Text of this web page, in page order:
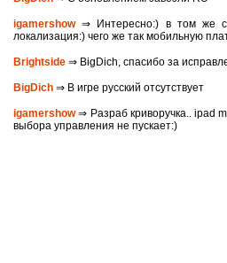
igamershow⇒ Интересно:) в том же
локализация:) чего же так мобильную
Brightside ⇒ BigDich, спасибо за
BigDich ⇒ В игре русский отсутствует
igamershow⇒ Разраб криворучка.. ipad
выбора управления не пускает:)